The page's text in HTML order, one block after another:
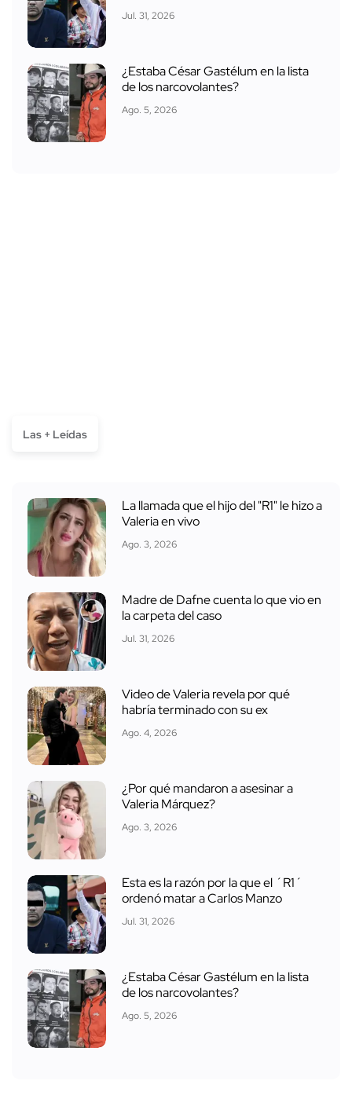
Jul. 31, 2026
¿Estaba César Gastélum en la lista
de los narcovolantes?
Ago. 5, 2026
Las + Leídas
La llamada que el hijo del "R1" le hizo a
Valeria en vivo
Ago. 3, 2026
Madre de Dafne cuenta lo que vio en
la carpeta del caso
Jul. 31, 2026
Video de Valeria revela por qué
habría terminado con su ex
Ago. 4, 2026
¿Por qué mandaron a asesinar a
Valeria Márquez?
Ago. 3, 2026
Esta es la razón por la que el ´R1´
ordenó matar a Carlos Manzo
Jul. 31, 2026
¿Estaba César Gastélum en la lista
de los narcovolantes?
Ago. 5, 2026